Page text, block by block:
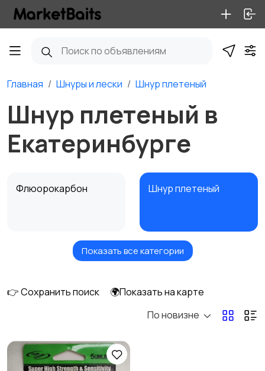
Главная Шнуры и лески Шнур плетеный
Шнур плетеный в
Екатеринбурге
Флюорокарбон Шнур плетеный
Леска монофильная
Эстер
Узловязы и прочее
Показать все категории
👉 Сохранить поиск
🌍Показать на карте
По новизне